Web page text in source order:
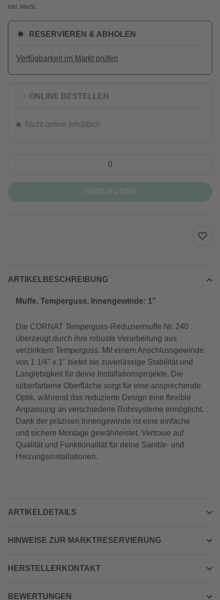
Inkl. MwSt.
RESERVIEREN & ABHOLEN
Verfügbarkeit im Markt prüfen
ONLINE BESTELLEN
Nicht online erhältlich
ARTIKELBESCHREIBUNG
Muffe, Temperguss, Innengewinde: 1"
Die CORNAT Temperguss-Reduziermuffe Nr. 240
überzeugt durch ihre robuste Verarbeitung aus
verzinktem Temperguss. Mit einem Anschlussgewinde
von 1 1/4" x 1" bietet sie zuverlässige Stabilität und
Langlebigkeit für deine Installationsprojekte. Die
silberfarbene Oberfläche sorgt für eine ansprechende
Optik, während das reduzierte Design eine flexible
Anpassung an verschiedene Rohrsysteme ermöglicht.
Dank der präzisen Innengewinde ist eine einfache
und sichere Montage gewährleistet. Vertraue auf
Qualität und Funktionalität für deine Sanitär- und
Heizungsinstallationen.
ARTIKELDETAILS
HINWEISE ZUR MARKTRESERVIERUNG
HERSTELLERKONTAKT
BEWERTUNGEN